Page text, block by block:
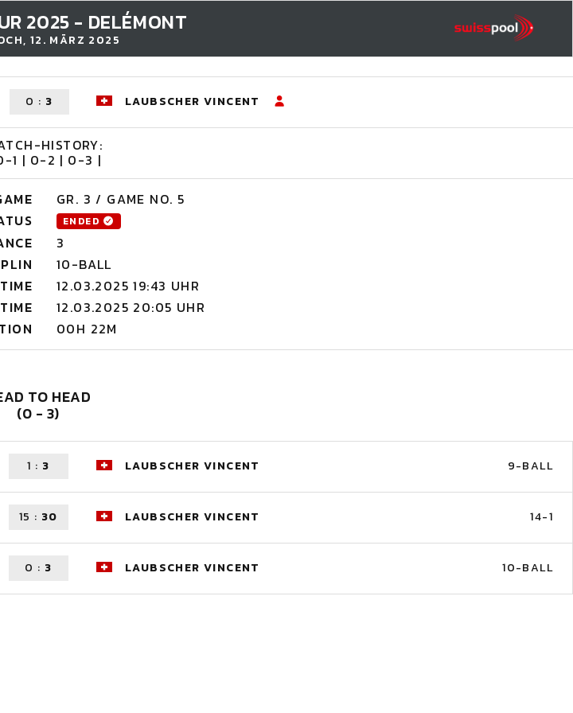
2025 - DELÉMONT
12. MÄRZ 2025
0 : 3 LAUBSCHER VINCENT
HISTORY:
1 | 0-2 | 0-3 |
GR. 3 / GAME NO. 5
ENDED
3
10-BALL
12.03.2025 19:43 UHR
12.03.2025 20:05 UHR
00H 22M
TO HEAD
(0 - 3)
1 : 3 LAUBSCHER VINCENT 9-BALL
15 : 30 LAUBSCHER VINCENT 14-1
0 : 3 LAUBSCHER VINCENT 10-BALL